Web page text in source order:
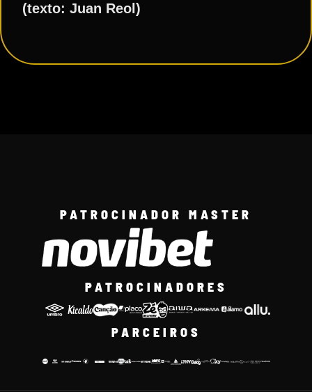
(texto: Juan Reol)
PATROCINADOR MASTER
PATROCINADORES
PARCEIROS